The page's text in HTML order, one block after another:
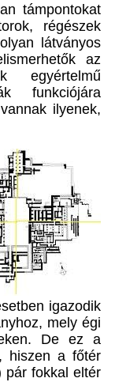
támpontokat
régészek
látványos
az
egyértelmű
funkciójára
ilyenek,
igazodik
mely égi
De ez a
hiszen a főtér
pár fokkal eltér